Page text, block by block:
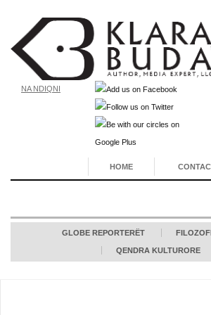
NA NDIQNI
HOME
GLOBE REPORTERËT
QENDRA KULTURORE